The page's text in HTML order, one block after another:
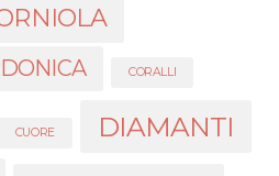
CORALLI
CUORE DIAMANTI